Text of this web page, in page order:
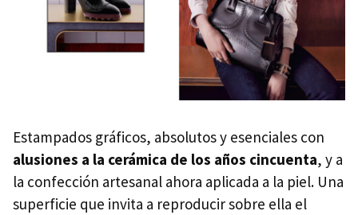
Estampados gráficos, absolutos y esenciales con
alusiones a la cerámica de los años cincuenta, y a
la confección artesanal ahora aplicada a la piel. Una
superficie que invita a reproducir sobre ella el